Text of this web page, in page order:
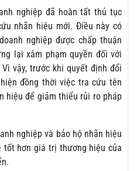
nghiệp đã hoàn tất thủ tục
nhãn hiệu mới. Điều này có
nghiệp được chấp thuận
lại xâm phạm quyền đối với
vậy, trước khi quyết định đổi
đồng thời việc tra cứu tên
hiệu để giảm thiểu rủi ro pháp
nghiệp và bảo hộ nhãn hiệu
tốt hơn giá trị thương hiệu của